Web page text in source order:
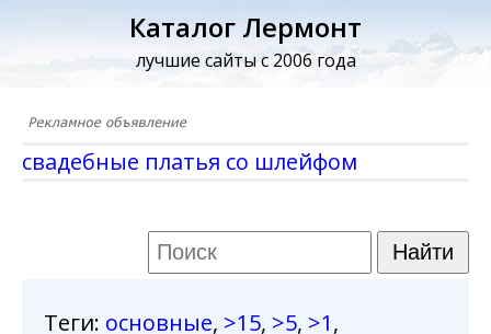
Каталог Лермонт
лучшие сайты с 2006 года
свадебные платья со шлейфом
Теги: основные, >15, >5, >1,